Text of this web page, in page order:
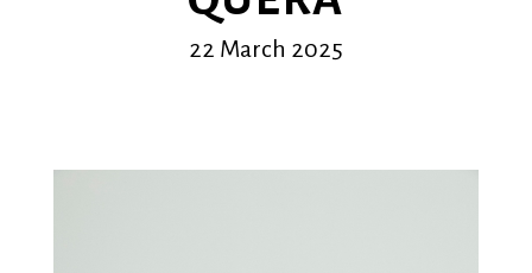
22 March 2025